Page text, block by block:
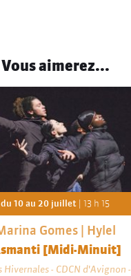
Vous aimerez...
du 10 au 20 juillet | 13 h 15
Gomes | Hylel
[Midi-Minuit]
Hivernales - CDCN d'Avignon -